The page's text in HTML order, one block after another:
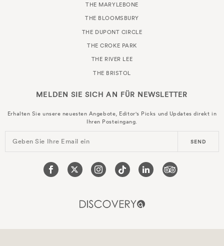
THE MARYLEBONE
THE BLOOMSBURY
THE DUPONT CIRCLE
THE CROKE PARK
THE RIVER LEE
THE BRISTOL
MELDEN SIE SICH AN FÜR NEWSLETTER
Erhalten Sie unsere neuesten Angebote, Editor's Picks und Updates direkt in
Ihren Posteingang.
Geben Sie Ihre Email ein SEND